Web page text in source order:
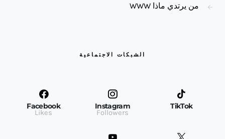
من يرتدي ماذا WWW
الشبكات الاجتماعية
TikTok
Instagram
Followers
Facebook
Likes